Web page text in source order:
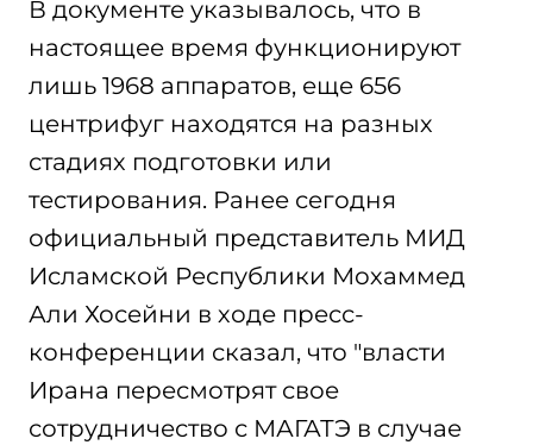
В документе указывалось, что в
настоящее время функционируют
лишь 1968 аппаратов, еще 656
центрифуг находятся на разных
стадиях подготовки или
тестирования. Ранее сегодня
официальный представитель МИД
Исламской Республики Мохаммед
Али Хосейни в ходе пресс-
конференции сказал, что "власти
Ирана пересмотрят свое
сотрудничество с МАГАТЭ в случае